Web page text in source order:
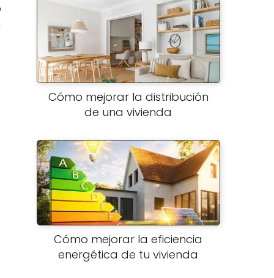
Cómo mejorar la distribución
de una vivienda
Cómo mejorar la eficiencia
energética de tu vivienda